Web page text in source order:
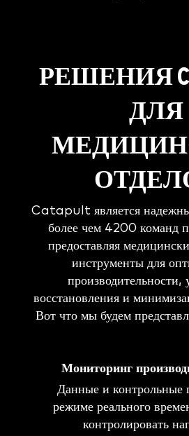
РЕШЕНИЯ
ДЛЯ
Catapult является
более чем 4200 команд
предоставляя
инструменты для
производительности,
восстановления и
Вот что мы будем
Мониторинг
Данные и контрольные
режиме реального
контролировать